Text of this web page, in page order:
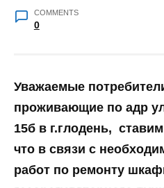
COMMENTS
0
Уважаемые
проживающие по адр
15б в г.глодень,
что в связи с
работ по ремонту